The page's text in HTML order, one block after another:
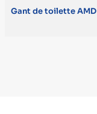
Gant de toilette AMD